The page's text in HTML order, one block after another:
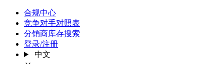
合规中心
竞争对手对照表
分销商库存搜索
登录/注册
中文